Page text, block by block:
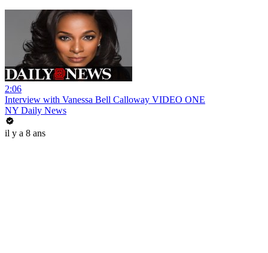
2:06
Interview with Vanessa Bell Calloway VIDEO ONE
NY Daily News
il y a 8 ans